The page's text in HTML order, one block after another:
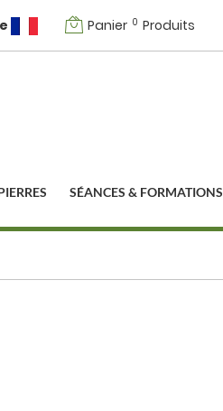
Panier 0 Produits
SÉANCES & FORMATIONS